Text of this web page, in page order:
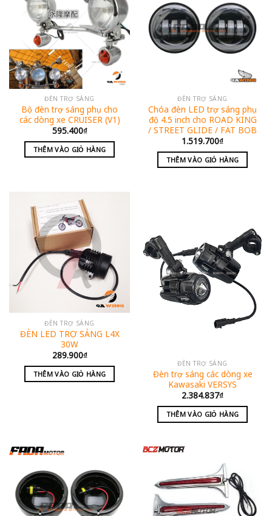
ĐÈN TRỢ SÁNG
Bộ đèn trợ sáng phụ cho
các dòng xe CRUISER (V1)
595.400₫
THÊM VÀO GIỎ HÀNG
ĐÈN TRỢ SÁNG
Chóa đèn LED trợ sáng phụ
độ 4.5 inch cho ROAD KING
/ STREET GLIDE / FAT BOB
1.519.700₫
THÊM VÀO GIỎ HÀNG
ĐÈN TRỢ SÁNG
ĐÈN LED TRỢ SÁNG L4X
30W
289.900₫
THÊM VÀO GIỎ HÀNG
ĐÈN TRỢ SÁNG
Đèn trợ sáng các dòng xe
Kawasaki VERSYS
2.384.837₫
THÊM VÀO GIỎ HÀNG